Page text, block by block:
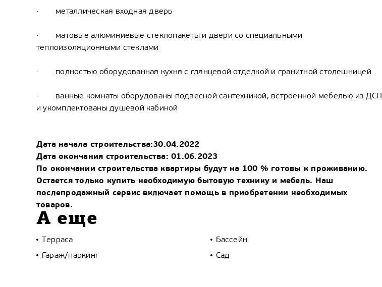
· металлическая входная дверь
· матовые алюминиевые стеклопакеты и двери со специальными
теплоизоляционными стеклами
· полностью оборудованная кухня с глянцевой отделкой и гранитной столешницей
· ванные комнаты оборудованы подвесной сантехникой, встроенной мебелью из ДСП
и укомплектованы душевой кабиной
Дата начала строительства:30.04.2022
Дата окончания строительства: 01.06.2023
По окончании строительства квартиры будут на 100 % готовы к проживанию.
Остается только купить необходимую бытовую технику и мебель. Наш
послепродажный сервис включает помощь в приобретении необходимых
товаров.
А еще
Терраса
Бассейн
Гараж/паркинг
Сад